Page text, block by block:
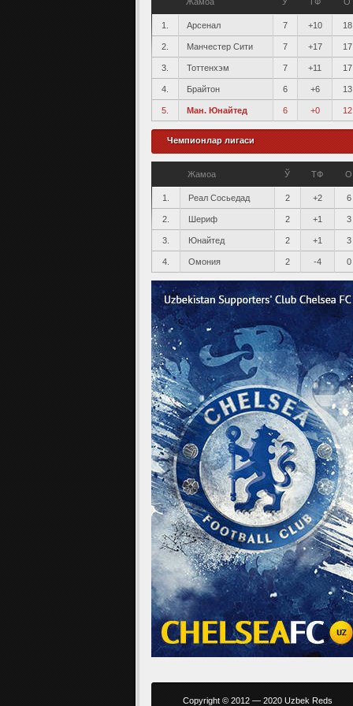
1. Арсенал 7 +10 18
2. Манчестер Сити 7 +17 17
3. Тоттенхэм 7 +11 17
4. Брайтон 6 +6 13
5. Ман. Юнайтед 6 +0 12
Чемпионлар лигаси
Жамоа Ў ТФ О
1. Реал Сосьедад 2 +2 6
2. Шериф 2 +1 3
3. Юнайтед 2 +1 3
4. Омония 2 -4 0
Copyright © 2012 — 2020 Uzbek Reds